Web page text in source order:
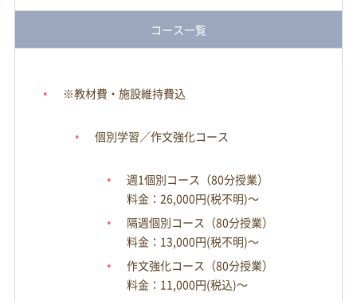
コース一覧
※教材費・施設維持費込
個別学習／作文強化コース
週1個別コース（80分授業）
料金：26,000円(税不明)～
隔週個別コース（80分授業）
料金：13,000円(税不明)～
作文強化コース（80分授業）
料金：11,000円(税込)～